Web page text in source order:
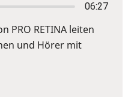
06:27
PRO RETINA leiten
und Hörer mit